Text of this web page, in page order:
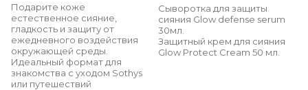
Подарите коже
естественное сияние,
гладкость и защиту от
ежедневного воздействия
окружающей среды.
Идеальный формат для
знакомства с уходом Sothys
или путешествий
Сыворотка для защиты
сияния Glow defense serum
30мл.
Защитный крем для сияния
Glow Protect Cream 50 мл.